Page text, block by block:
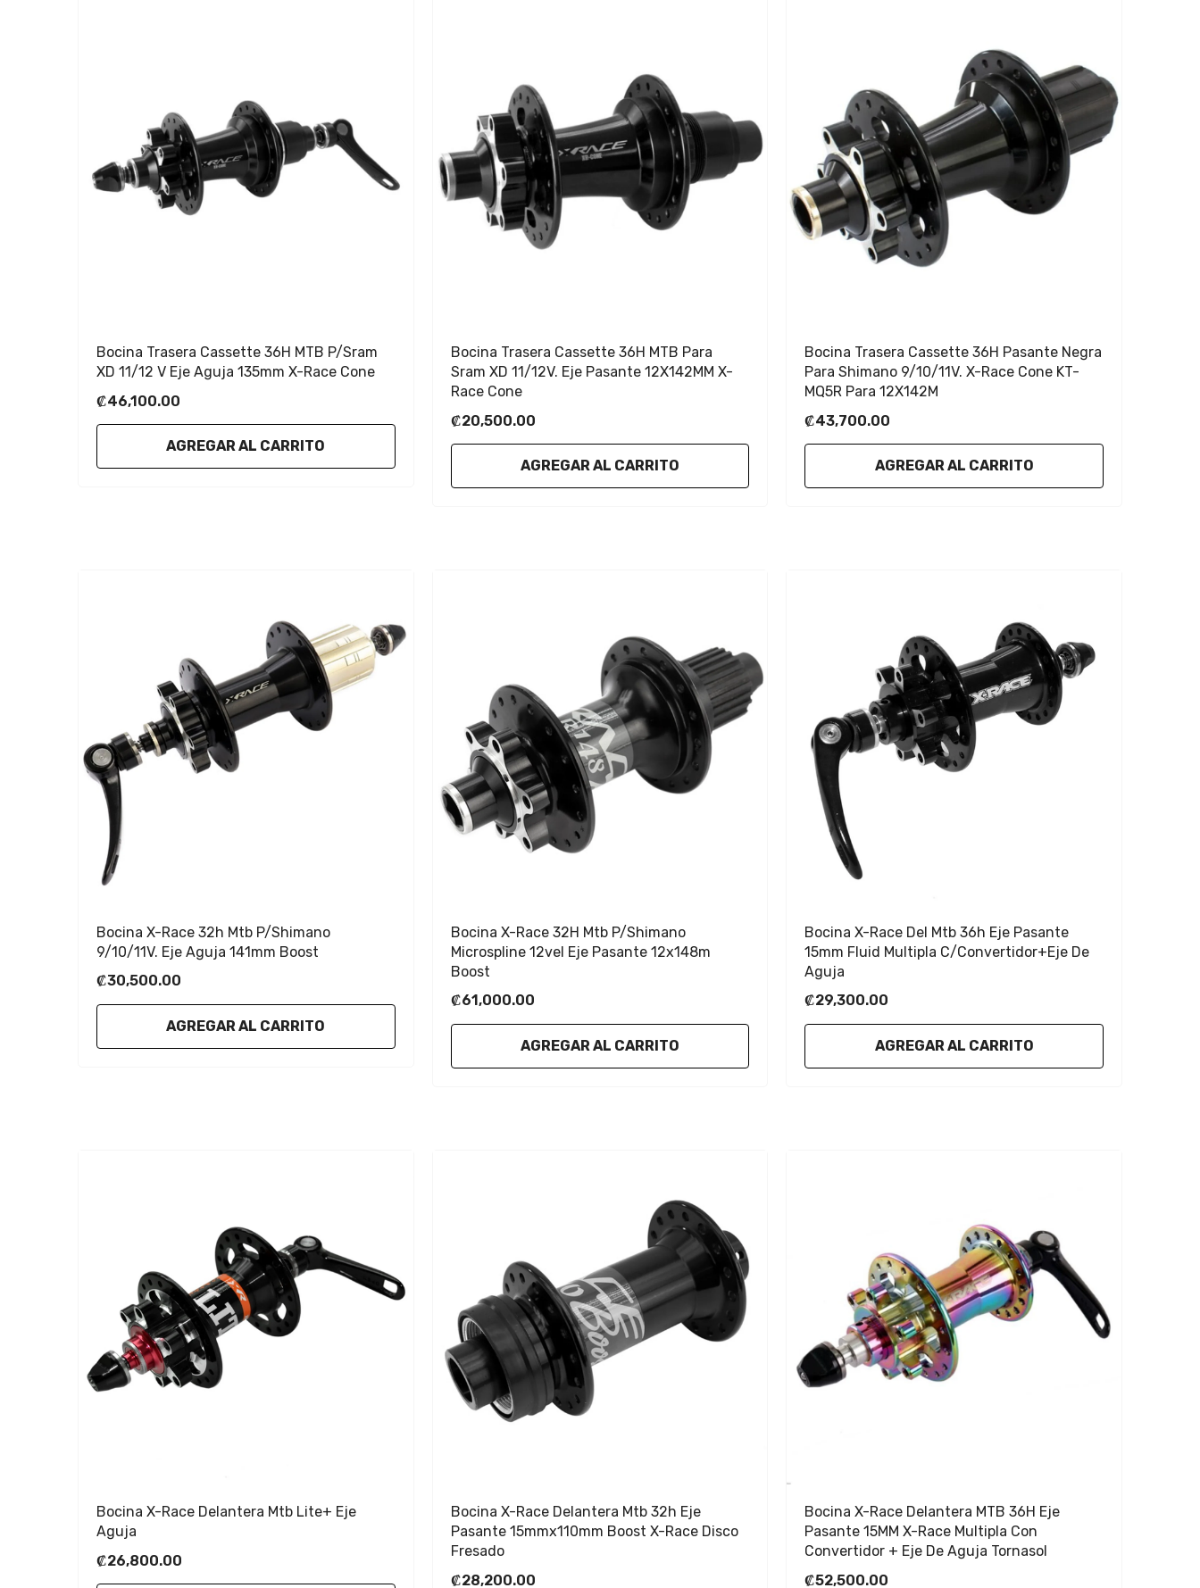
Bocina Trasera Cassette 36H MTB P/Sram
XD 11/12 V Eje Aguja 135mm X-Race Cone
₡46,100.00
AGREGAR AL CARRITO
Bocina Trasera Cassette 36H MTB Para
Sram XD 11/12V. Eje Pasante 12X142MM X-
Race Cone
₡20,500.00
AGREGAR AL CARRITO
Bocina Trasera Cassette 36H Pasante Negra
Para Shimano 9/10/11V. X-Race Cone KT-
MQ5R Para 12X142M
₡43,700.00
AGREGAR AL CARRITO
Bocina X-Race 32h Mtb P/shimano
9/10/11V. Eje Aguja 141mm Boost
₡30,500.00
AGREGAR AL CARRITO
Bocina X-Race 32H Mtb P/shimano
Microspline 12vel Eje Pasante 12x148m
Boost
₡61,000.00
AGREGAR AL CARRITO
Bocina X-Race Del Mtb 36h Eje Pasante
15mm Fluid Multipla C/convertidor+eje De
Aguja
₡29,300.00
AGREGAR AL CARRITO
Bocina X-Race Delantera Mtb Lite+ Eje
Aguja
₡26,800.00
Bocina X-Race Delantera Mtb 32h Eje
Pasante 15mmx110mm Boost X-Race Disco
Fresado
₡28,200.00
Bocina X-Race Delantera MTB 36H Eje
Pasante 15MM X-Race Multipla Con
Convertidor + Eje De Aguja Tornasol
₡52,500.00